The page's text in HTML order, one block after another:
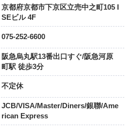
京都府京都市下京区立売中之町105 I
SEビル 4F
075-252-6600
阪急烏丸駅13番出口すぐ/阪急河原
町駅 徒歩3分
不定休
JCB/VISA/Master/Diners/銀聯/Ame
rican Express